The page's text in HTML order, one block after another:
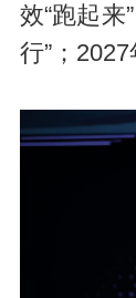
效“跑起来
行”；